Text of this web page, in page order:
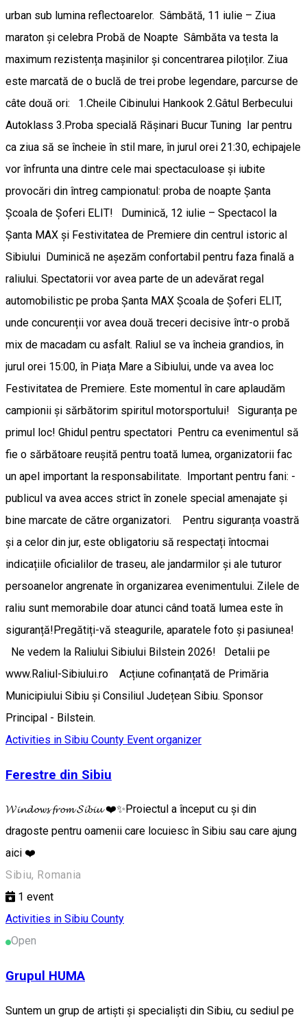
urban sub lumina reflectoarelor. ​Sâmbătă, 11 iulie – Ziua
maraton și celebra Probă de Noapte ​Sâmbăta va testa la
maximum rezistența mașinilor și concentrarea piloților. Ziua
este marcată de o buclă de trei probe legendare, parcurse de
câte două ori: 1.​Cheile Cibinului Hankook 2.​Gâtul Berbecului
Autoklass 3.Proba specială Rășinari Bucur Tuning ​Iar pentru
ca ziua să se încheie în stil mare, în jurul orei 21:30, echipajele
vor înfrunta una dintre cele mai spectaculoase și iubite
provocări din întreg campionatul: proba de noapte Șanta
Școala de Șoferi ELIT! ​Duminică, 12 iulie – Spectacol la
Șanta MAX și Festivitatea de Premiere din centrul istoric al
Sibiului ​Duminică ne așezăm confortabil pentru faza finală a
raliului. Spectatorii vor avea parte de un adevărat regal
automobilistic pe proba Șanta MAX Școala de Șoferi ELIT,
unde concurenții vor avea două treceri decisive într-o probă
mix de macadam cu asfalt. ​Raliul se va încheia grandios, în
jurul orei 15:00, în Piața Mare a Sibiului, unde va avea loc
Festivitatea de Premiere. Este momentul în care aplaudăm
campionii și sărbătorim spiritul motorsportului! ​Siguranța pe
primul loc! Ghidul pentru spectatori ​Pentru ca evenimentul să
fie o sărbătoare reușită pentru toată lumea, organizatorii fac
un apel important la responsabilitate. ​Important pentru fani: -
publicul va avea acces strict în zonele special amenajate și
bine marcate de către organizatori. Pentru siguranța voastră
și a celor din jur, este obligatoriu să respectați întocmai
indicațiile oficialilor de traseu, ale jandarmilor și ale tuturor
persoanelor angrenate în organizarea evenimentului. Zilele de
raliu sunt memorabile doar atunci când toată lumea este în
siguranță! ​Pregătiți-vă steagurile, aparatele foto și pasiunea!
Ne vedem la Raliului Sibiului Bilstein 2026! Detalii pe
www.Raliul-Sibiului.ro Acțiune cofinanțată de Primăria
Municipiului Sibiu și Consiliul Județean Sibiu. Sponsor
Principal - Bilstein.
Activities in Sibiu County Event organizer
Ferestre din Sibiu
𝓦𝓲𝓷𝓭𝓸𝔀𝓼 𝓯𝓻𝓸𝓶 𝓢𝓲𝓫𝓲𝓾 ❤️✨Proiectul a început cu și din
dragoste pentru oamenii care locuiesc în Sibiu sau care ajung
aici ❤️
Sibiu, Romania
1 event
Activities in Sibiu County
Open
Grupul HUMA
Suntem un grup de artiști și specialiști din Sibiu, cu sediul pe